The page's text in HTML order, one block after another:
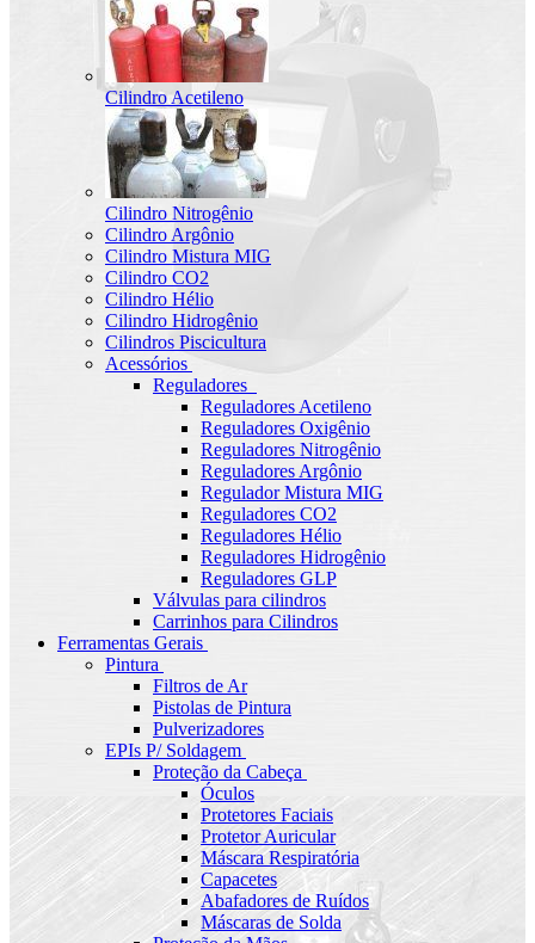
Cilindro Acetileno
Cilindro Nitrogênio
Cilindro Argônio
Cilindro Mistura MIG
Cilindro CO2
Cilindro Hélio
Cilindro Hidrogênio
Cilindros Piscicultura
Acessórios
Reguladores
Reguladores Acetileno
Reguladores Oxigênio
Reguladores Nitrogênio
Reguladores Argônio
Regulador Mistura MIG
Reguladores CO2
Reguladores Hélio
Reguladores Hidrogênio
Reguladores GLP
Válvulas para cilindros
Carrinhos para Cilindros
Ferramentas Gerais
Pintura
Filtros de Ar
Pistolas de Pintura
Pulverizadores
EPIs P/ Soldagem
Proteção da Cabeça
Óculos
Protetores Faciais
Protetor Auricular
Máscara Respiratória
Capacetes
Abafadores de Ruídos
Máscaras de Solda